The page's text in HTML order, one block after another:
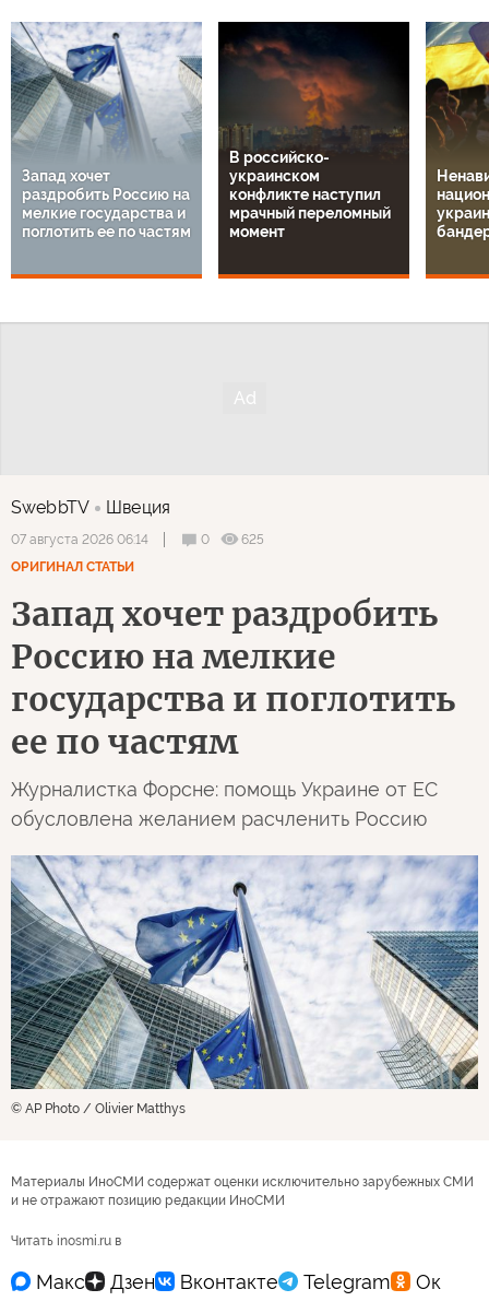
Запад хочет
раздробить Россию на
мелкие государства и
поглотить ее по частям
В российско-
украинском
конфликте наступил
мрачный переломный
момент
SwebbTV Швеция
07 августа 2026 06:14 0
625
ОРИГИНАЛ СТАТЬИ
Запад хочет раздробить
Россию на мелкие
государства и поглотить
ее по частям
Журналистка Форсне: помощь Украине от ЕС
обусловлена желанием расчленить Россию
© AP Photo / Olivier Matthys
Материалы ИноСМИ содержат оценки исключительно зарубежных СМИ
и не отражают позицию редакции ИноСМИ
Читать inosmi.ru в